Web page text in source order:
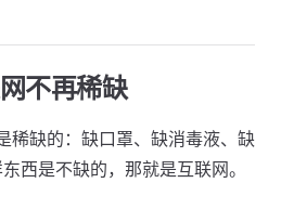
不再稀缺
稀缺的：缺口罩、缺消毒液、缺
西是不缺的，那就是互联网。